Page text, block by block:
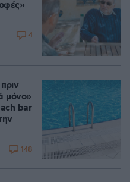
4
μόνο»
bar
148